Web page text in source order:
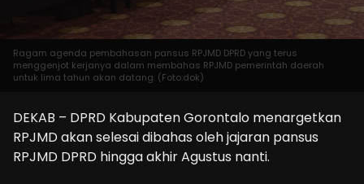
Ragam agenda pembahasan pansus RPJMD DPRD yang terus
menggenjot kerjanya dalam membahas RPJMD pemerintah daerah
untuk lima tahun akan datang. (Foto:dok)
DEKAB – DPRD Kabupaten Gorontalo menargetkan
RPJMD akan selesai dibahas oleh jajaran pansus
RPJMD DPRD hingga akhir Agustus nanti.